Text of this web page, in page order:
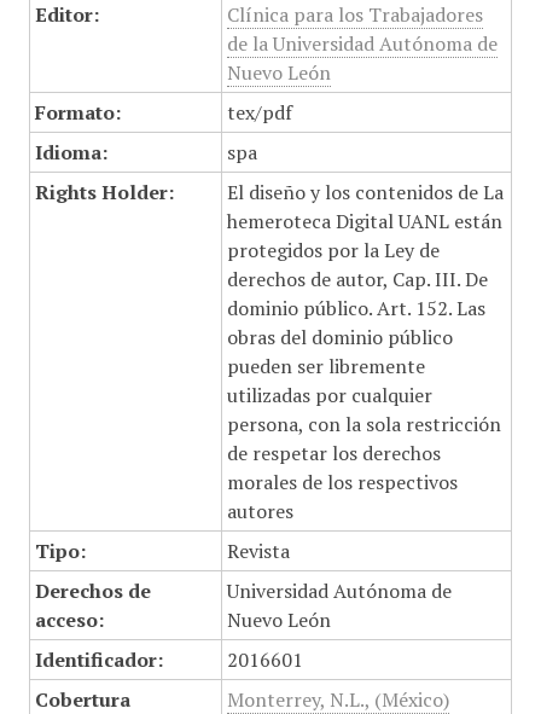
Editor:
Clínica para los Trabajadores
de la Universidad Autónoma de
Nuevo León
Formato:
tex/pdf
Idioma:
spa
Rights Holder:
El diseño y los contenidos de La
hemeroteca Digital UANL están
protegidos por la Ley de
derechos de autor, Cap. III. De
dominio público. Art. 152. Las
obras del dominio público
pueden ser libremente
utilizadas por cualquier
persona, con la sola restricción
de respetar los derechos
morales de los respectivos
autores
Tipo:
Revista
Derechos de
acceso:
Universidad Autónoma de
Nuevo León
Identificador:
2016601
Cobertura
Monterrey, N.L., (México)